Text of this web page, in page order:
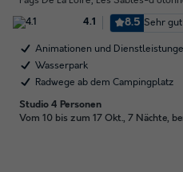
4.1 8.5 Sehr gut
Animationen und
Wasserpark
Radwege ab dem Campingplatz
Studio 4 Personen
Vom 10 bis zum 17 Okt., 7 Nächte,